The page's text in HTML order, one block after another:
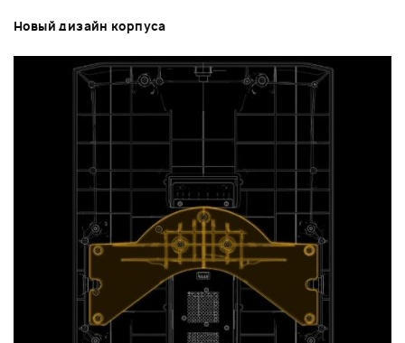
Новый дизайн корпуса